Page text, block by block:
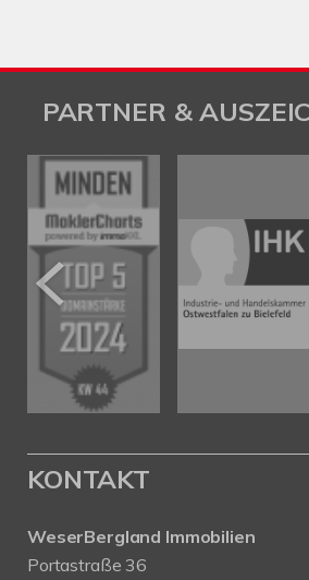
PARTNER &
KONTAKT
WeserBergland Immobilien
Portastraße 36